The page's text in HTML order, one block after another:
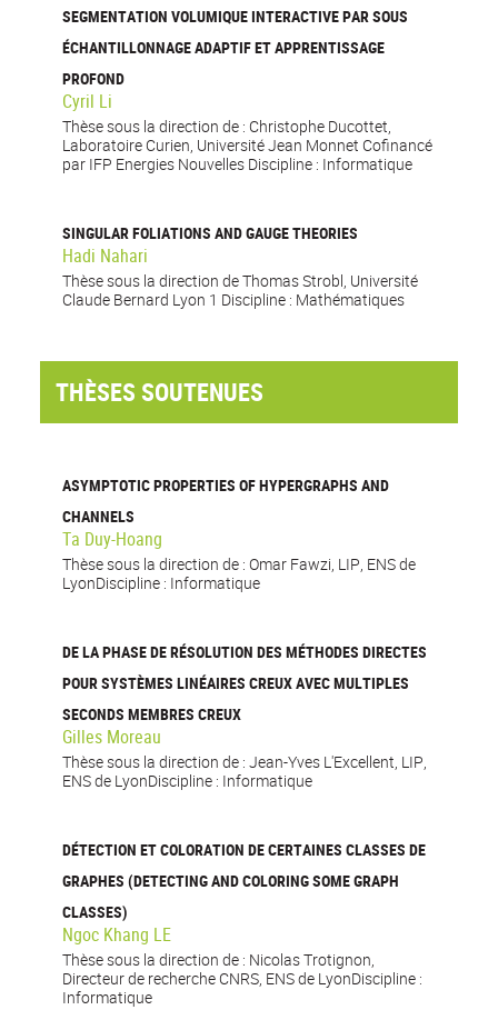
SEGMENTATION VOLUMIQUE INTERACTIVE PAR SOUS
ÉCHANTILLONNAGE ADAPTIF ET APPRENTISSAGE
PROFOND
Cyril Li
Thèse sous la direction de : Christophe Ducottet,
Laboratoire Curien, Université Jean Monnet Cofinancé
par IFP Energies Nouvelles Discipline : Informatique
SINGULAR FOLIATIONS AND GAUGE THEORIES
Hadi Nahari
Thèse sous la direction de Thomas Strobl, Université
Claude Bernard Lyon 1 Discipline : Mathématiques
THÈSES SOUTENUES
ASYMPTOTIC PROPERTIES OF HYPERGRAPHS AND
CHANNELS
Ta Duy-Hoang
Thèse sous la direction de : Omar Fawzi, LIP, ENS de
LyonDiscipline : Informatique
DE LA PHASE DE RÉSOLUTION DES MÉTHODES DIRECTES
POUR SYSTÈMES LINÉAIRES CREUX AVEC MULTIPLES
SECONDS MEMBRES CREUX
Gilles Moreau
Thèse sous la direction de : Jean-Yves L'Excellent, LIP,
ENS de LyonDiscipline : Informatique
DÉTECTION ET COLORATION DE CERTAINES CLASSES DE
GRAPHES (DETECTING AND COLORING SOME GRAPH
CLASSES)
Ngoc Khang LE
Thèse sous la direction de : Nicolas Trotignon,
Directeur de recherche CNRS, ENS de LyonDiscipline :
Informatique